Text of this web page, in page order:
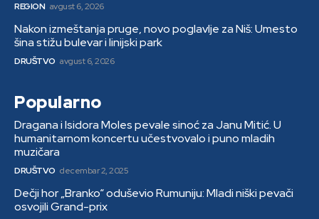
REGION avgust 6, 2026
Nakon izmeštanja pruge, novo poglavlje za Niš: Umesto
šina stižu bulevar i linijski park
DRUŠTVO avgust 6, 2026
Popularno
Dragana i Isidora Moles pevale sinoć za Janu Mitić. U
humanitarnom koncertu učestvovalo i puno mladih
muzičara
DRUŠTVO decembar 2, 2025
Dečji hor „Branko“ oduševio Rumuniju: Mladi niški pevači
osvojili Grand-prix